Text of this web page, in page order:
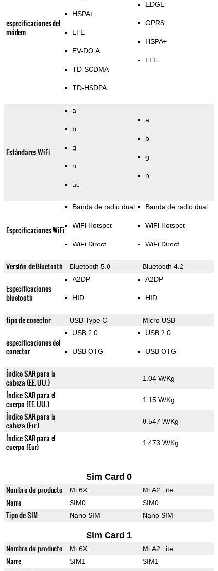
especificaciones del
módem
HSPA+
LTE
EV-DO A
TD-SCDMA
TD-HSDPA
EDGE
GPRS
HSPA+
LTE
Estándares WiFi
a
b
g
n
ac
a
b
g
n
Especificaciones WiFi
Banda de radio dual
WiFi Hotspot
WiFi Direct
Banda de radio dual
WiFi Hotspot
WiFi Direct
Versión de Bluetooth Bluetooth 5.0 Bluetooth 4.2
Especificaciones
bluetooth
A2DP
HID
A2DP
HID
tipo de conector USB Type C Micro USB
especificaciones del
conector
USB 2.0
USB OTG
USB 2.0
USB OTG
Índice SAR para la
cabeza (EE. UU.)
1.04 W/Kg
Índice SAR para el
cuerpo (EE. UU.)
1.15 W/Kg
Índice SAR para la
cabeza (Eur)
0.547 W/Kg
Índice SAR para el
cuerpo (Eur)
1.473 W/Kg
Sim Card 0
Nombre del producto Mi 6X Mi A2 Lite
Name SIM0 SIM0
Tipo de SIM Nano SIM Nano SIM
Sim Card 1
Nombre del producto Mi 6X Mi A2 Lite
Name SIM1 SIM1